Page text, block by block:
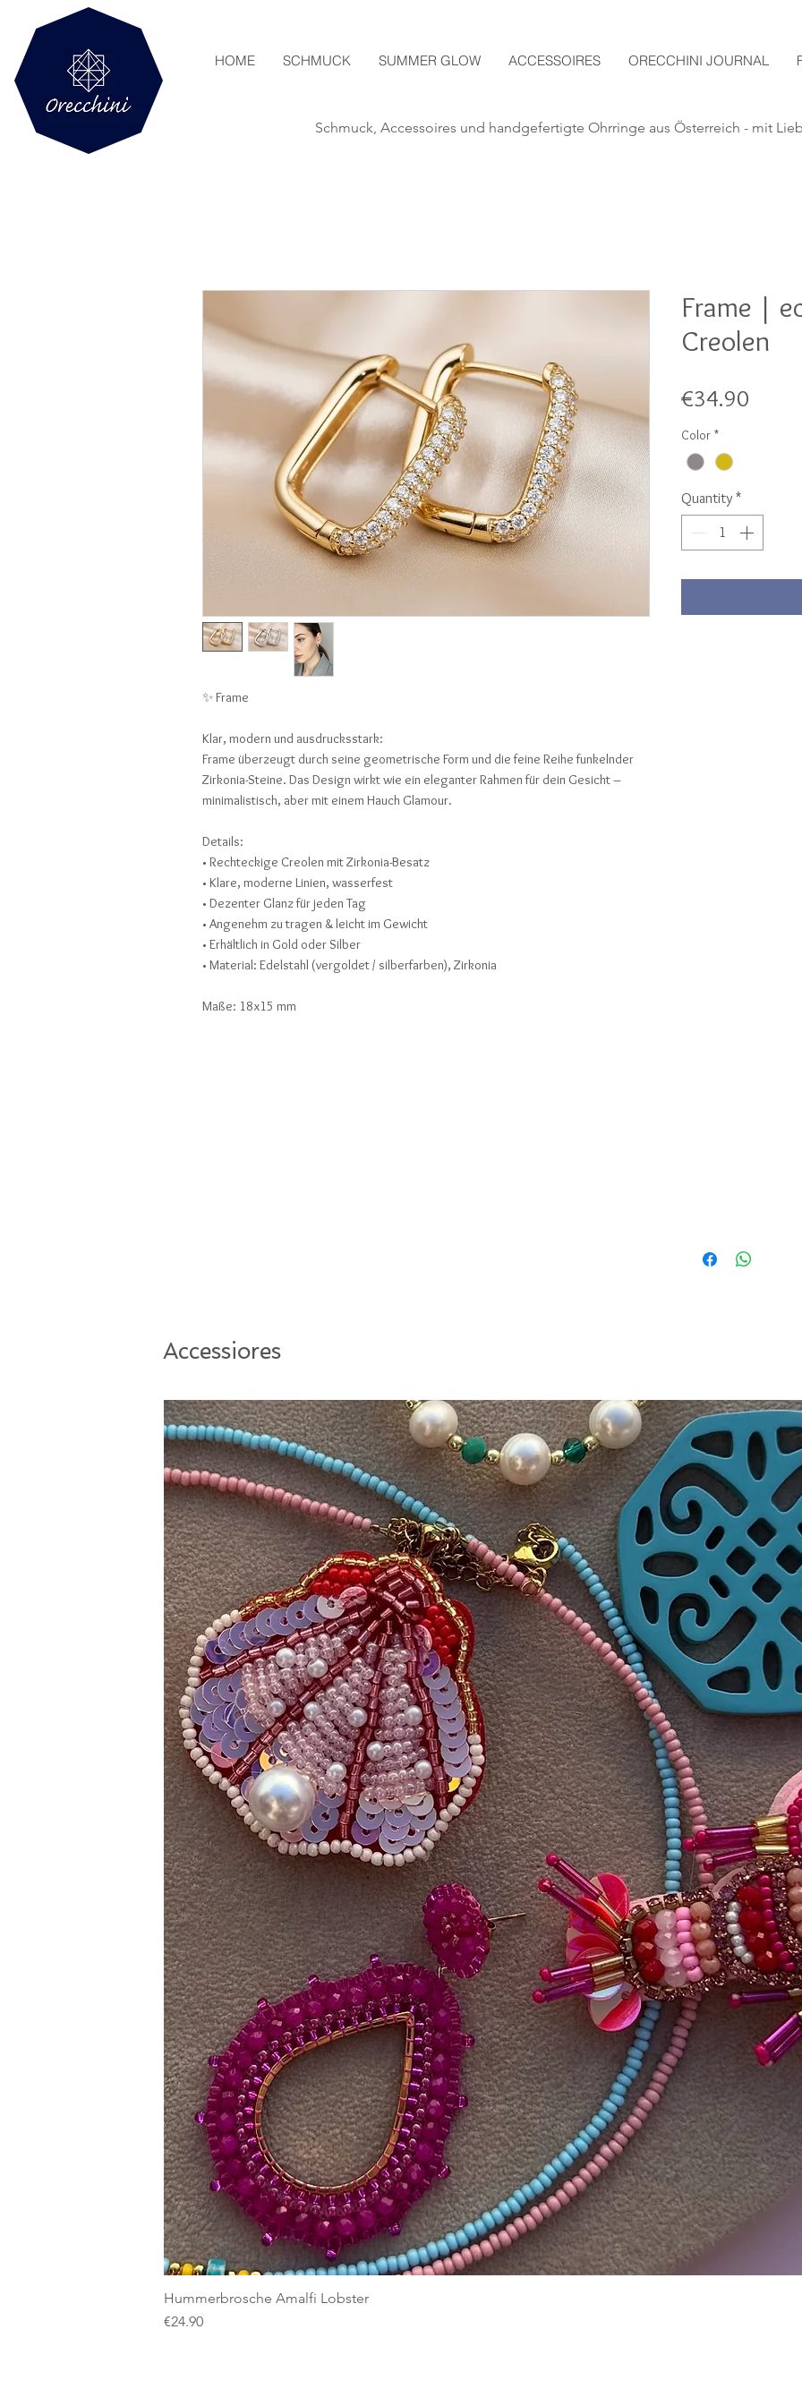
HOME SCHMUCK SUMMER GLOW ACCESSOIRES ORECCHINI JOURNAL
Schmuck, Accessoires und handgefertigte Ohrringe aus Österreich - mit
✨ Frame
Klar, modern und ausdrucksstark:
Frame überzeugt durch seine geometrische Form und die feine Reihe funkelnder
Zirkonia-Steine. Das Design wirkt wie ein eleganter Rahmen für dein Gesicht –
minimalistisch, aber mit einem Hauch Glamour.
Details:
• Rechteckige Creolen mit Zirkonia-Besatz
• Klare, moderne Linien, wasserfest
• Dezenter Glanz für jeden Tag
• Angenehm zu tragen & leicht im Gewicht
• Erhältlich in Gold oder Silber
• Material: Edelstahl (vergoldet / silberfarben), Zirkonia
Maße: 18x15 mm
Frame |
Creolen
€34.90
Color *
Quantity *
Accessiores
Hummerbrosche Amalfi Lobster
Price
€24.90